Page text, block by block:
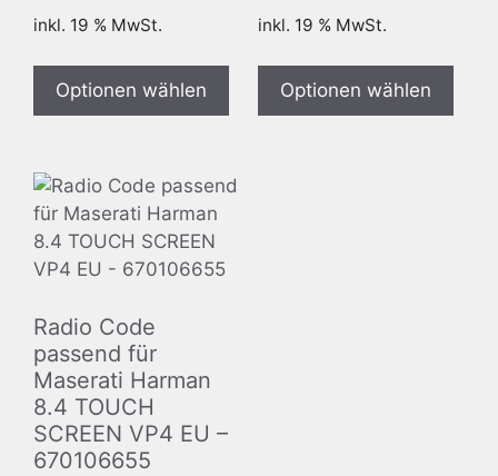
inkl. 19 % MwSt.
Optionen wählen
inkl. 19 % MwSt.
Optionen wählen
Radio Code
passend für
Maserati Harman
8.4 TOUCH
SCREEN VP4 EU –
670106655